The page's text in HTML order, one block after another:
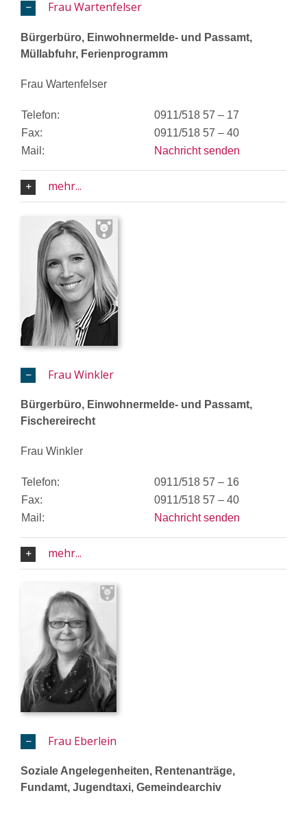
Frau Wartenfelser
Bürgerbüro, Einwohnermelde- und Passamt,
Müllabfuhr, Ferienprogramm
Frau Wartenfelser
Telefon:
0911/518 57 – 17
Fax:
0911/518 57 – 40
Mail:
Nachricht senden
mehr...
Frau Winkler
Bürgerbüro, Einwohnermelde- und Passamt,
Fischereirecht
Frau Winkler
Telefon:
0911/518 57 – 16
Fax:
0911/518 57 – 40
Mail:
Nachricht senden
mehr...
Frau Eberlein
Soziale Angelegenheiten, Rentenanträge,
Fundamt, Jugendtaxi, Gemeindearchiv